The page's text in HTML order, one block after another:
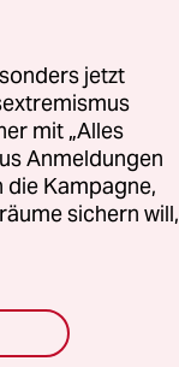
jetzt
mit „Alles
Anmeldungen
die Kampagne,
sichern will,